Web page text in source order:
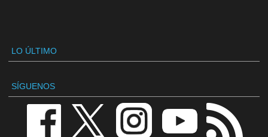
LO ÚLTIMO
SÍGUENOS